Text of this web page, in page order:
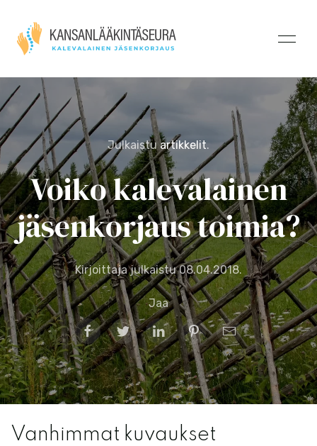
Julkaistuartikkelit.
Voiko kalevalainen
jäsenkorjaus toimia?
Kirjoittaja julkaistu08.04.2018.
Jaa
Vanhimmat kuvaukset